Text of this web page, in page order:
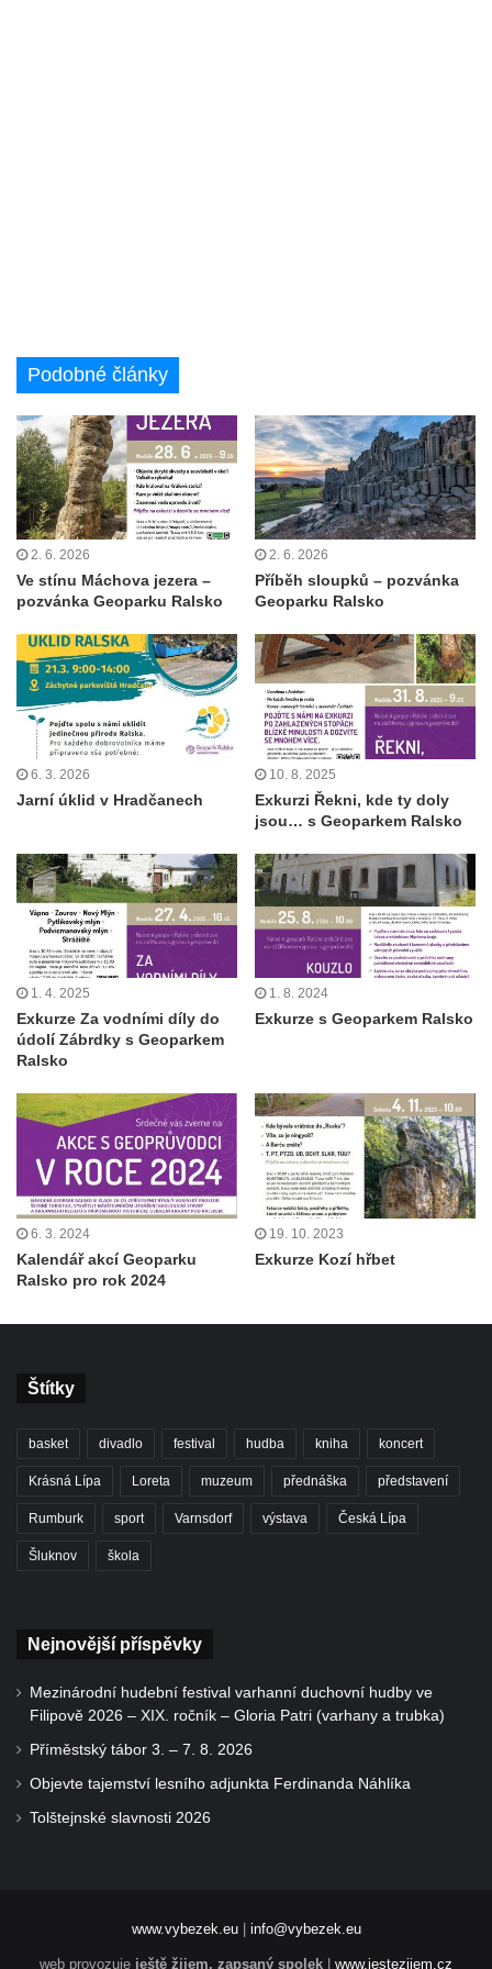
Podobné články
2. 6. 2026
Ve stínu Máchova jezera –
pozvánka Geoparku Ralsko
2. 6. 2026
Příběh sloupků – pozvánka
Geoparku Ralsko
6. 3. 2026
Jarní úklid v Hradčanech
10. 8. 2025
Exkurzi Řekni, kde ty doly
jsou… s Geoparkem Ralsko
1. 4. 2025
Exkurze Za vodními díly do
údolí Zábrdky s Geoparkem
Ralsko
1. 8. 2024
Exkurze s Geoparkem Ralsko
6. 3. 2024
Kalendář akcí Geoparku
Ralsko pro rok 2024
19. 10. 2023
Exkurze Kozí hřbet
Štítky
basket divadlo festival hudba kniha koncert
Krásná Lípa Loreta muzeum přednáška představení
Rumburk sport Varnsdorf výstava Česká Lípa
Šluknov škola
Nejnovější příspěvky
Mezinárodní hudební festival varhanní duchovní hudby ve
Filipově 2026 – XIX. ročník – Gloria Patri (varhany a trubka)
Příměstský tábor 3. – 7. 8. 2026
Objevte tajemství lesního adjunkta Ferdinanda Náhlíka
Tolštejnské slavnosti 2026
www.vybezek.eu| info@vybezek.eu
web provozuje ještě žijem, zapsaný spolek | www.jestezijem.cz